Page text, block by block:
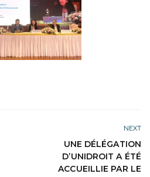
NEXT
UNE DÉLÉGATION
D’UNIDROIT A ÉTÉ
ACCUEILLIE PAR LE